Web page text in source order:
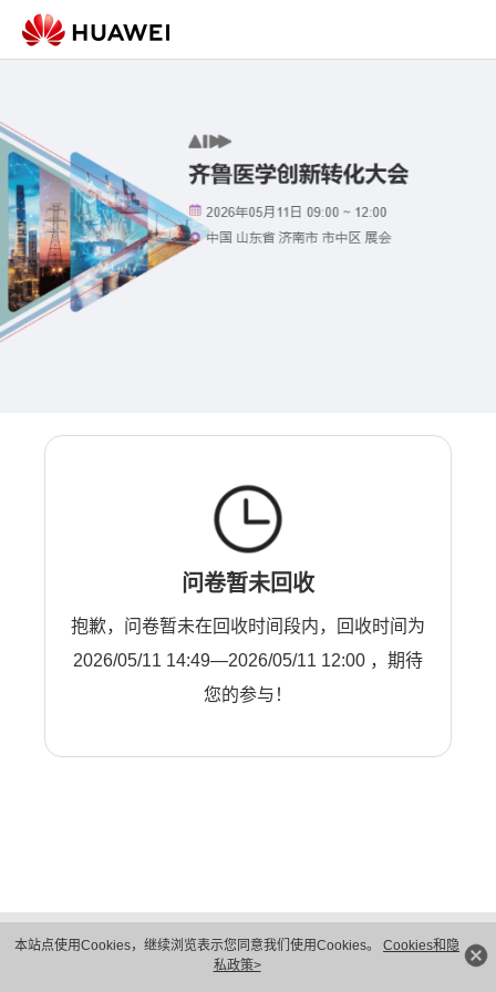
本站点使用Cookies，继续浏览表示您同意我们使用Cookies。 Cookies和隐
私政策>
问卷暂未回收
抱歉，问卷暂未在回收时间段内，回收时间为
2026/05/11 14:49—2026/05/11 12:00 ，期待
您的参与！
隐私保护
法律声明